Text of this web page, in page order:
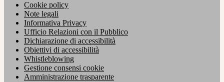
Cookie policy
Note legali
Informativa Privacy
Ufficio Relazioni con il Pubblico
Dichiarazione di accessibilità
Obiettivi di accessibilità
Whistleblowing
Gestione consensi cookie
Amministrazione trasparente